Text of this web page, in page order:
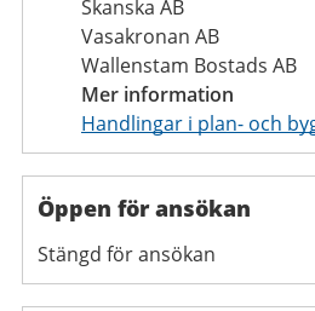
Skanska AB
Vasakronan AB
Wallenstam Bostads AB
Mer information
Handlingar i plan- och
Öppen för ansökan
Stängd för ansökan